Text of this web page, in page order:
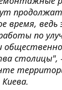
время,
по